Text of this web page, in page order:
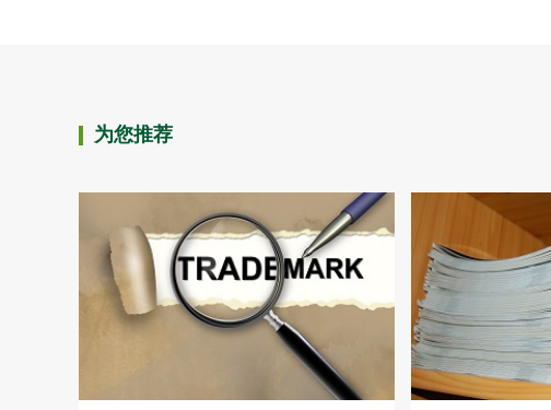
为您推荐